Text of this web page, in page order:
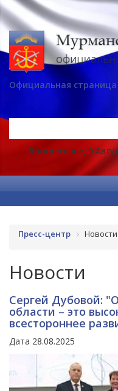
Официальная
Воскресенье, 9
Пресс-центр Новости
Новости
Сергей Дубовой:
области – это
всестороннее
Дата 28.08.2025